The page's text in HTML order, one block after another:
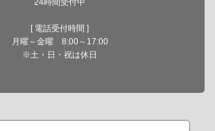
24時間受付中
[ 電話受付時間 ]
月曜～金曜 8:00～17:00
※土・日・祝は休日